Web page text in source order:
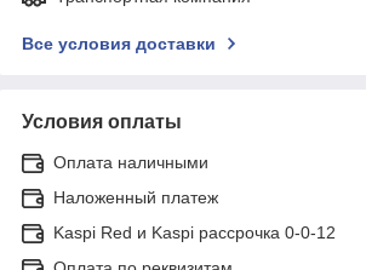
Все условия доставки
Условия оплаты
Оплата наличными
Наложенный платеж
Kaspi Red и Kaspi рассрочка 0-0-12